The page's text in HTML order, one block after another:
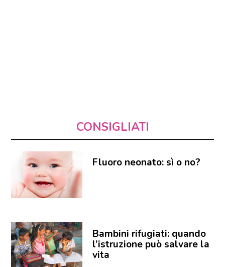
CONSIGLIATI
Fluoro neonato: sì o no?
Bambini rifugiati: quando
l’istruzione può salvare la
vita